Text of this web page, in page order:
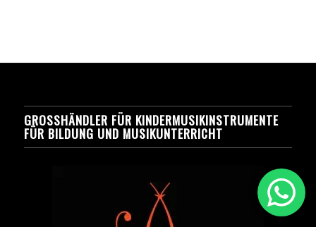
GROSSHÄNDLER FÜR KINDERMUSIKINSTRUMENTE F
ÜR BILDUNG UND MUSIKUNTERRICHT